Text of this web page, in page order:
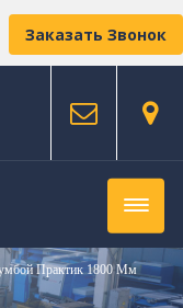
Заказать Звонок
Практик 1800 Мм